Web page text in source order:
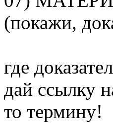
(покажи,
где
дай ссылку
то термину!